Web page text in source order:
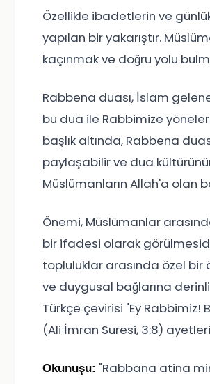
Özellikle ibadetlerin ve
yapılan bir yakarıştır.
kaçınmak ve doğru yolu
Rabbena duası, İslam
bu dua ile Rabbimize
başlık altında, Rabbena
paylaşabilir ve dua
Müslümanların Allah'a olan
Önemi, Müslümanlar
bir ifadesi olarak
topluluklar arasında özel bir
ve duygusal bağlarına
Türkçe çevirisi "Ey Rabbimiz!
(Ali İmran Suresi, 3:8)
Okunuşu: "Rabbana atina